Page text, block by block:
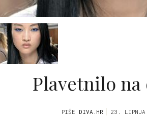
Plavetnilo na
PIŠE DIVA.HR 23.